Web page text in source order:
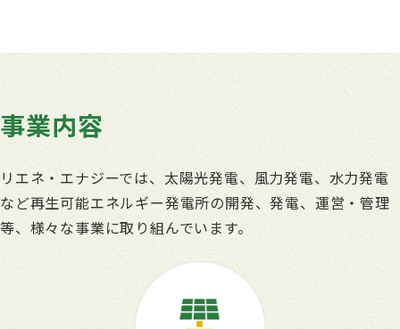
事業内容
リエネ・エナジーでは、太陽光発電、風力発電、水力発電
など再生可能エネルギー発電所の開発、発電、運営・管理
等、様々な事業に取り組んでいます。